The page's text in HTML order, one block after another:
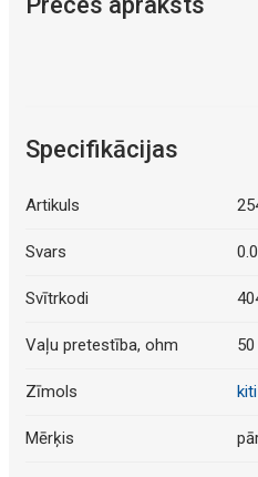
Specifikācijas
Artikuls
Svars
Svītrkodi
Vaļu pretestība, ohm 50
Zīmols kiti
Mērķis